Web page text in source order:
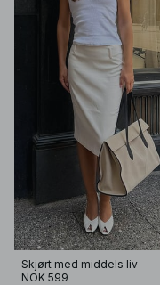
Skjørt med middels liv
NOK 599